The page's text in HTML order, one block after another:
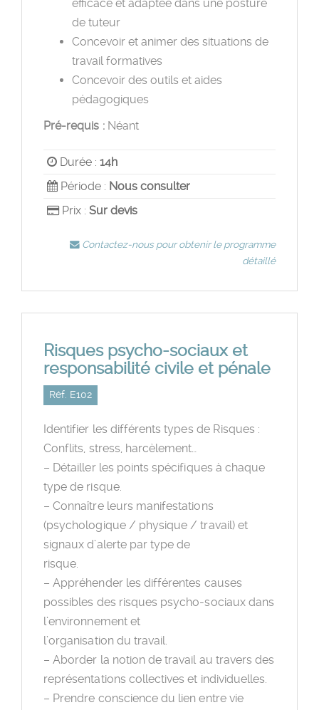
efficace et adaptée dans une posture
de tuteur
Concevoir et animer des situations de
travail formatives
Concevoir des outils et aides
pédagogiques
Pré-requis :Néant
Durée : 14h
Période : Nous consulter
Prix : Sur devis
Contactez-nous pour obtenir le programme
détaillé
Risques psycho-sociaux et
responsabilité civile et pénale
Réf. E102
Identifier les différents types de Risques :
Conflits, stress, harcèlement…
– Détailler les points spécifiques à chaque
type de risque.
– Connaître leurs manifestations
(psychologique / physique / travail) et
signaux d’alerte par type de
risque.
– Appréhender les différentes causes
possibles des risques psycho-sociaux dans
l’environnement et
l’organisation du travail.
– Aborder la notion de travail au travers des
représentations collectives et individuelles.
– Prendre conscience du lien entre vie